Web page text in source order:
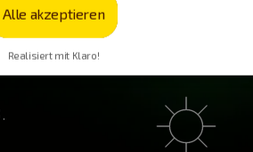
Alle akzeptieren
Realisiert mit Klaro!